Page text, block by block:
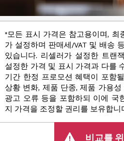
*모든 표시 가격은 참고용이며, 최
가 설정하며 판매세/VAT 및 배송
있습니다. 리셀러가 설정한 트랜
설정한 가격 및 표시 가격과 다를
기간 한정 프로모션 혜택이 포함
상황 변화, 제품 단종, 제품 가용
광고 오류 등을 포함하되 이에 국
지 가격을 조정할 권리를 보유합니
비교를